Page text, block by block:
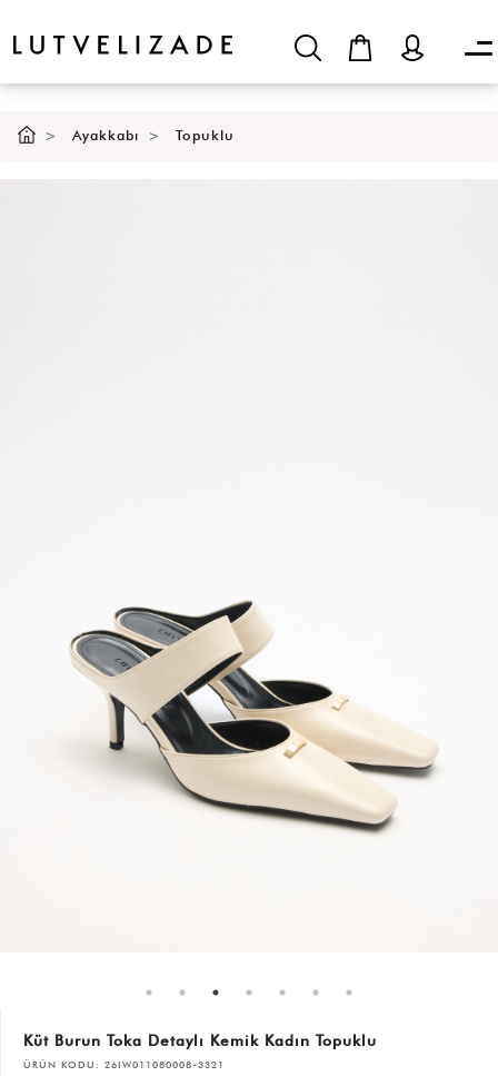
Ayakkabı Topuklu
Küt Burun Toka Detaylı Kemik Kadın Topuklu
ÜRÜN KODU: 26IW011080008-3321